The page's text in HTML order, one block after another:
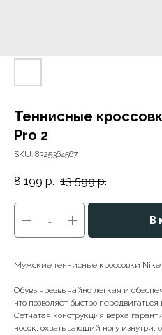
Теннисные
Pro 2
SKU: 8325364567
8 199 р. 13 599 р.
В
Мужские теннисные кроссовки
Обувь чрезвычайно легкая и
что позволяет быстро
Сетчатая конструкция верха
носок, охватывающий ногу изнутри,